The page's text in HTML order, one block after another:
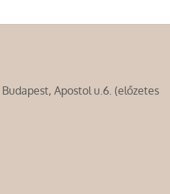
Budapest, Apostol u.6. (előzetes